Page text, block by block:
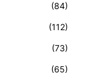
(84)
(112)
(73)
(65)